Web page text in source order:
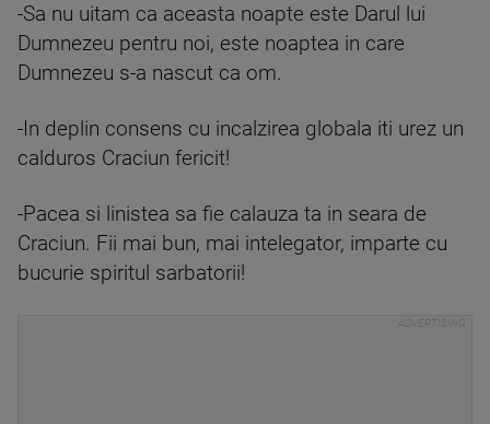
-Sa nu uitam ca aceasta noapte este Darul lui
Dumnezeu pentru noi, este noaptea in care
Dumnezeu s-a nascut ca om.
-In deplin consens cu incalzirea globala iti urez un
calduros Craciun fericit!
-Pacea si linistea sa fie calauza ta in seara de
Craciun. Fii mai bun, mai intelegator, imparte cu
bucurie spiritul sarbatorii!